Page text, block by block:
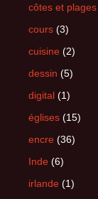
côtes et plages
cours (3)
cuisine (2)
dessin (5)
digital (1)
églises (15)
encre (36)
Inde (6)
irlande (1)